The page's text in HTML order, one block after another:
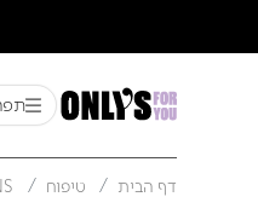
דף הבית טיפוח